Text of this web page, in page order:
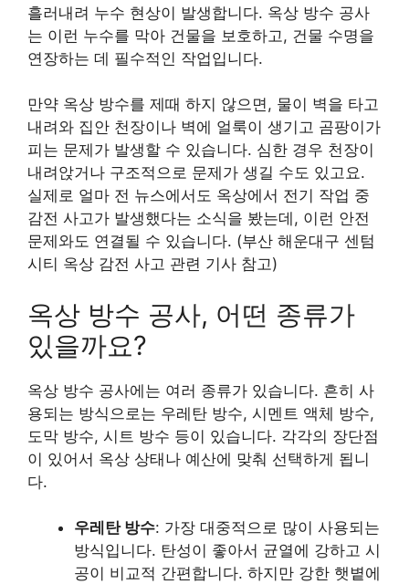
흘러내려 누수 현상이 발생합니다. 옥상 방수 공사
는 이런 누수를 막아 건물을 보호하고, 건물 수명을
연장하는 데 필수적인 작업입니다.
만약 옥상 방수를 제때 하지 않으면, 물이 벽을 타고
내려와 집안 천장이나 벽에 얼룩이 생기고 곰팡이가
피는 문제가 발생할 수 있습니다. 심한 경우 천장이
내려앉거나 구조적으로 문제가 생길 수도 있고요.
실제로 얼마 전 뉴스에서도 옥상에서 전기 작업 중
감전 사고가 발생했다는 소식을 봤는데, 이런 안전
문제와도 연결될 수 있습니다. (부산 해운대구 센텀
시티 옥상 감전 사고 관련 기사 참고)
옥상 방수 공사, 어떤 종류가
있을까요?
옥상 방수 공사에는 여러 종류가 있습니다. 흔히 사
용되는 방식으로는 우레탄 방수, 시멘트 액체 방수,
도막 방수, 시트 방수 등이 있습니다. 각각의 장단점
이 있어서 옥상 상태나 예산에 맞춰 선택하게 됩니
다.
우레탄 방수: 가장 대중적으로 많이 사용되는
방식입니다. 탄성이 좋아서 균열에 강하고 시
공이 비교적 간편합니다. 하지만 강한 햇볕에